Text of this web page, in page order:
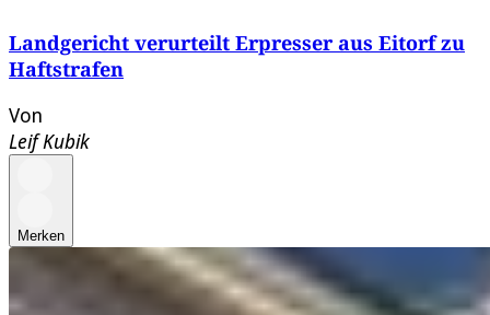
Landgericht verurteilt Erpresser aus Eitorf zu
Haftstrafen
Von
Leif Kubik
Merken